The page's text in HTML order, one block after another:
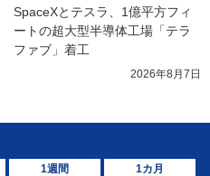
SpaceXとテスラ、1億平方フィ
ートの超大型半導体工場「テラ
ファブ」着工
2026年8月7日
1週間 1カ月